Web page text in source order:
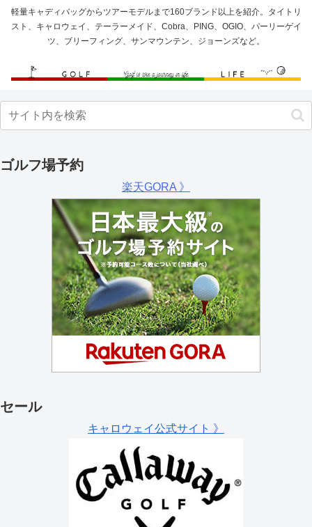
軽量キャディバッグからツアーモデルまで160ブランド以上を紹介。タイトリ
スト、キャロウェイ、テーラーメイド、Cobra、PING、OGIO、パーリーゲイ
ツ、ブリーフィング、サンマウンテン、ジョーンズなど。
ゴルフ場予約
楽天GORA 》
セール
キャロウェイ公式サイト 》